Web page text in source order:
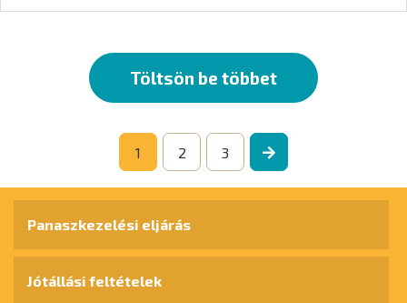
Töltsön be többet
1 2 3
Panaszkezelési eljárás
Jótállási feltételek